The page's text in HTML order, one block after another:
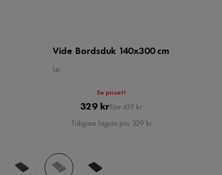
Vide Bordsduk 140x300 cm
Lin
Se priset!
Pris
329 krOriginal
Pris
Förr 419 kr
Tidigare lägsta pris 329 kr